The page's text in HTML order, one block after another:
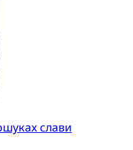
слави